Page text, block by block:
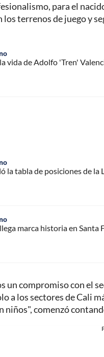
para el
los terrenos de juego y
vida de Adolfo 'Tren'
la tabla de posiciones de
marca historia en Santa
un compromiso con el
a los sectores de Cali
niños", comenzó